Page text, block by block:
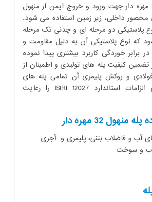
از پله منهول 32 مهره دار جهت ورود و خروج ایمن از منهول
محصور داخلی، زیر زمین استفاده می شود.
پلاستیکی دو مرحله ای و چدنی تک مرحله
که نوع پلاستیکی آن به دلیل مقاومت و
برابر خوردگی کاربرد بیشتری پیدا نموده
کیفیت پله های تولیدی و اطمینان از
و روکش پلیمری آن تمامی پله های
تولیدی بایستی الزامات استاندارد ISIRI 12027 را رعایت
32 مهره دار
آب و فاضلاب بتنی، پلیمری و آجری
و سوخت